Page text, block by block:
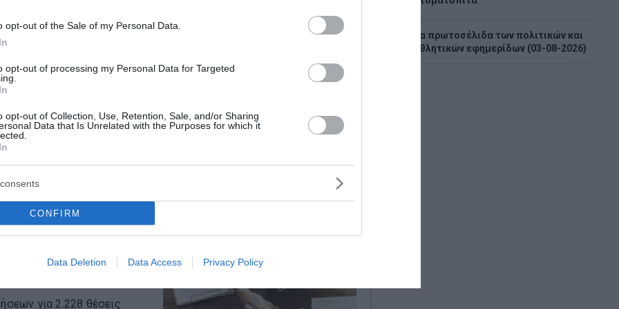
opt-out of the Sale of my Personal Data.
opt-out of processing my Personal Data for Targeted
opt-out of Collection, Use, Retention, Sale, and/or Sharing
Data that Is Unrelated with the Purposes for which it
CONFIRM
Data Deletion Data Access Privacy Policy
για τα
στην
υποβολή
καλούνται να
τα απαιτ...
οι αιτήσεις
για 2.228 θέσεις
Τα πρωτοσέλιδα των πολιτικών και
αθλητικών εφημερίδων (03-08-2026)